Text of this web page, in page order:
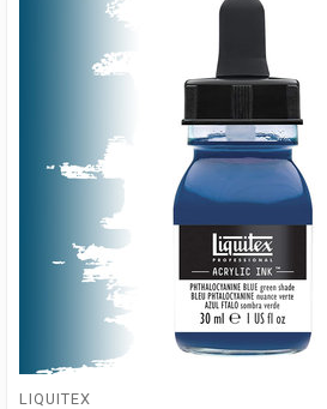
LIQUITEX